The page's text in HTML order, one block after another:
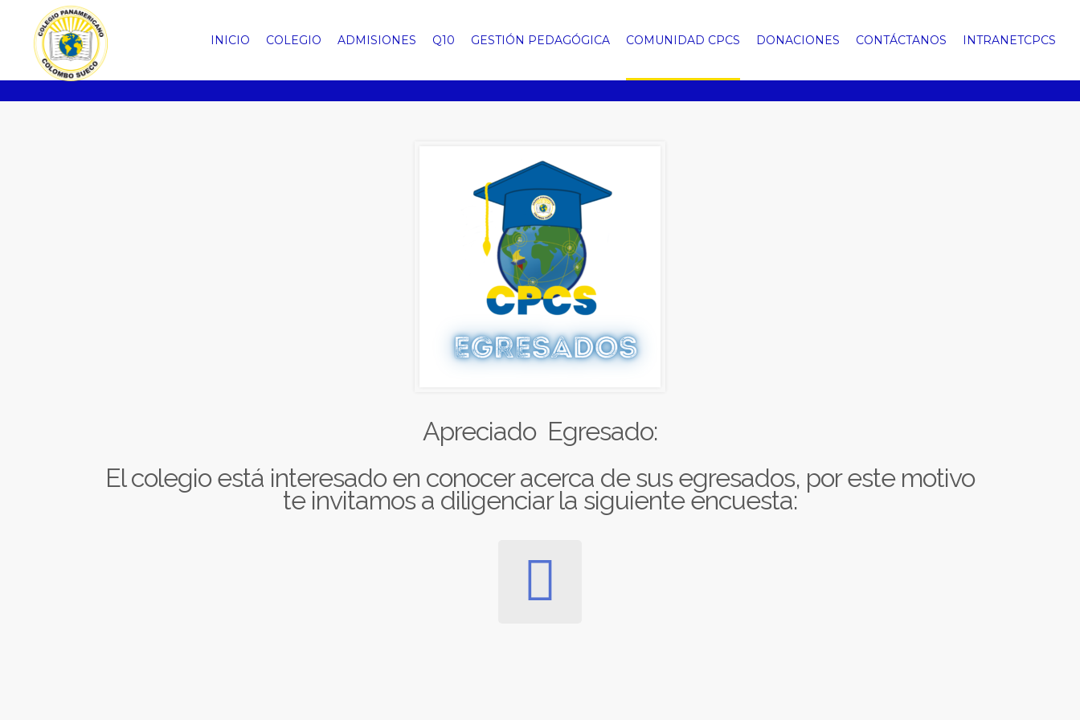
INICIO COLEGIO ADMISIONES Q10 GESTIÓN PEDAGÓGICA COMUNIDAD CPCS DONACIONES CONTÁCTANOS INTRANETCPCS
EGRESADOS
Apreciado Egresado:
El colegio está interesado en conocer acerca de sus egresados, por este motivo
te invitamos a diligenciar la siguiente encuesta: